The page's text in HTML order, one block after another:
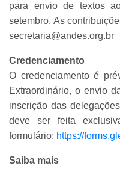
para envio de textos
setembro. As
secretaria@andes.org.br
Credenciamento
O credenciamento é
Extraordinário, o envio
inscrição das
deve ser feita
formulário: https://
Saiba mais